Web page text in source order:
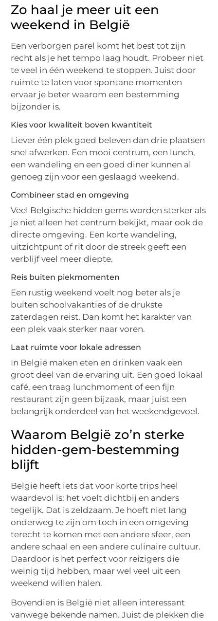
Zo haal je meer uit een
weekend in België
Een verborgen parel komt het best tot zijn
recht als je het tempo laag houdt. Probeer niet
te veel in één weekend te stoppen. Juist door
ruimte te laten voor spontane momenten
ervaar je beter waarom een bestemming
bijzonder is.
Kies voor kwaliteit boven kwantiteit
Liever één plek goed beleven dan drie plaatsen
snel afwerken. Een mooi centrum, een lunch,
een wandeling en een goed diner kunnen al
genoeg zijn voor een geslaagd weekend.
Combineer stad en omgeving
Veel Belgische hidden gems worden sterker als
je niet alleen het centrum bekijkt, maar ook de
directe omgeving. Een korte wandeling,
uitzichtpunt of rit door de streek geeft een
verblijf veel meer diepte.
Reis buiten piekmomenten
Een rustig weekend voelt nog beter als je
buiten schoolvakanties of de drukste
zaterdagen reist. Dan komt het karakter van
een plek vaak sterker naar voren.
Laat ruimte voor lokale adressen
In België maken eten en drinken vaak een
groot deel van de ervaring uit. Een goed lokaal
café, een traag lunchmoment of een fijn
restaurant zijn geen bijzaak, maar juist een
belangrijk onderdeel van het weekendgevoel.
Waarom België zo’n sterke
hidden-gem-bestemming
blijft
België heeft iets dat voor korte trips heel
waardevol is: het voelt dichtbij en anders
tegelijk. Dat is zeldzaam. Je hoeft niet lang
onderweg te zijn om toch in een omgeving
terecht te komen met een andere sfeer, een
andere schaal en een andere culinaire cultuur.
Daardoor is het perfect voor reizigers die
weinig tijd hebben, maar wel veel uit een
weekend willen halen.
Bovendien is België niet alleen interessant
vanwege bekende namen. Juist de plekken die